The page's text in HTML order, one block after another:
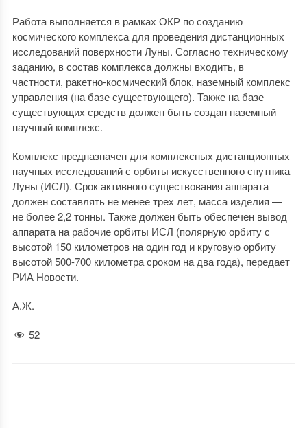
Работа выполняется в рамках ОКР по созданию
космического комплекса для проведения дистанционных
исследований поверхности Луны. Согласно техническому
заданию, в состав комплекса должны входить, в
частности, ракетно-космический блок, наземный комплекс
управления (на базе существующего). Также на базе
существующих средств должен быть создан наземный
научный комплекс.
Комплекс предназначен для комплексных дистанционных
научных исследований с орбиты искусственного спутника
Луны (ИСЛ). Срок активного существования аппарата
должен составлять не менее трех лет, масса изделия —
не более 2,2 тонны. Также должен быть обеспечен вывод
аппарата на рабочие орбиты ИСЛ (полярную орбиту с
высотой 150 километров на один год и круговую орбиту
высотой 500-700 километра сроком на два года), передает
РИА Новости.
А.Ж.
52